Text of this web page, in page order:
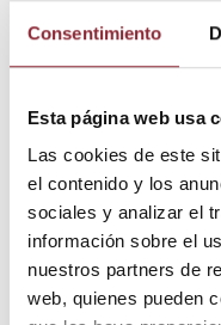
Consentimiento
Esta página web usa
Las cookies de este
el contenido y los
sociales y analizar el
información sobre el
nuestros partners de
web, quienes pueden
DESCUBRE